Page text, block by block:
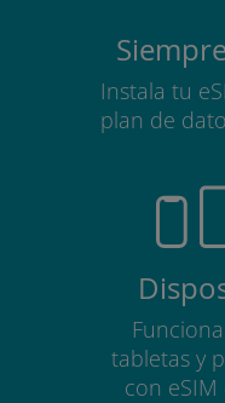
Instala tu
plan de
tabletas y
con eSIM